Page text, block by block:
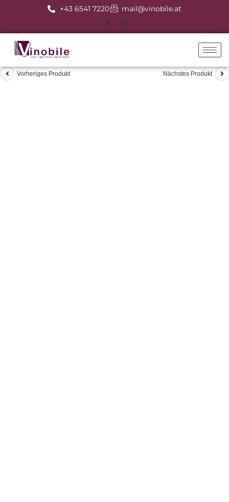
+43 6541 7220 mail@vinobile.at
Vorheriges Produkt Nächstes Produkt